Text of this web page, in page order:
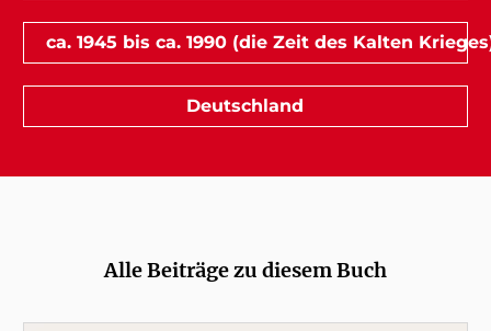
ca. 1945 bis ca. 1990 (die Zeit des Kalten
Deutschland
Alle Beiträge zu diesem Buch